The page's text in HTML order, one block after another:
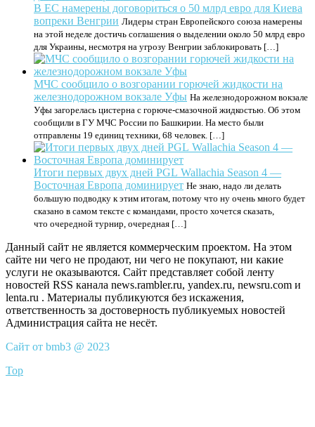
В ЕС намерены договориться о 50 млрд евро для Киева
вопреки Венгрии Лидеры стран Европейского союза намерены
на этой неделе достичь соглашения о выделении около 50 млрд евро
для Украины, несмотря на угрозу Венгрии заблокировать […]
МЧС сообщило о возгорании горючей жидкости на
железнодорожном вокзале Уфы На железнодорожном вокзале
Уфы загорелась цистерна с горюче-смазочной жидкостью. Об этом
сообщили в ГУ МЧС России по Башкирии. На место были
отправлены 19 единиц техники, 68 человек. […]
Итоги первых двух дней PGL Wallachia Season 4 —
Восточная Европа доминирует Не знаю, надо ли делать
большую подводку к этим итогам, потому что ну очень много будет
сказано в самом тексте с командами, просто хочется сказать,
что очередной турнир, очередная […]
Данный сайт не является коммерческим проектом. На этом
сайте ни чего не продают, ни чего не покупают, ни какие
услуги не оказываются. Сайт представляет собой ленту
новостей RSS канала news.rambler.ru, yandex.ru, newsru.com и
lenta.ru . Материалы публикуются без искажения,
ответственность за достоверность публикуемых новостей
Администрация сайта не несёт.
Сайт от bmb3 @ 2023
Top